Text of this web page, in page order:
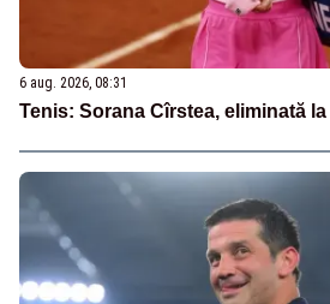
6 aug. 2026, 08:31
Tenis: Sorana Cîrstea, eliminată